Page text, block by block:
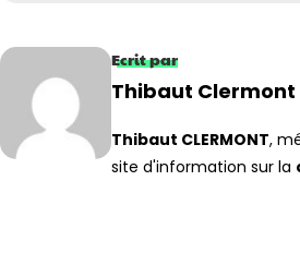
Ecrit par
Thibaut Clermont
Thibaut CLERMONT,
site d'information sur la